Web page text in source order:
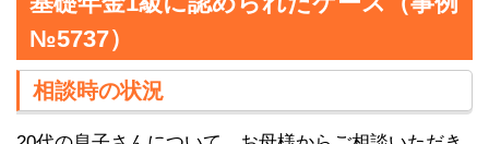
№5737）
相談時の状況